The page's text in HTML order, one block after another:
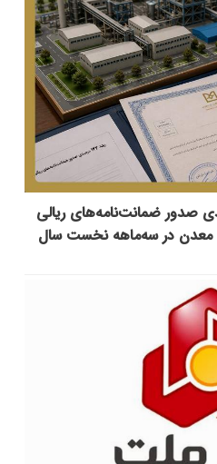
درصدی صدور ضمانت‌نامه‌های ریالی
در سه‌ماهه نخست سال